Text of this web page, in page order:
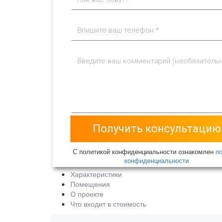
С политикой конфиденциальности ознакомлен
конфиденциальности
Характеристики
Помещения
О проекте
Что входит в стоимость